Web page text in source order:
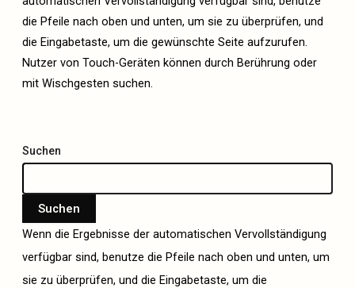
die Pfeile nach oben und unten, um sie zu überprüfen, und
die Eingabetaste, um die gewünschte Seite aufzurufen.
Nutzer von Touch-Geräten können durch Berührung oder
mit Wischgesten suchen.
Suchen
Suchen
Wenn die Ergebnisse der automatischen Vervollständigung
verfügbar sind, benutze die Pfeile nach oben und unten, um
sie zu überprüfen, und die Eingabetaste, um die